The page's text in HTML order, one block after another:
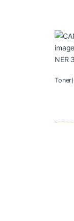
Toner)